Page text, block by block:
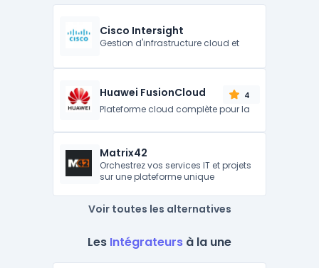
Cisco Intersight
Gestion d'infrastructure cloud et
Huawei FusionCloud 4
Plateforme cloud complète pour la
Matrix42
Orchestrez vos services IT et projets
sur une plateforme unique
Voir toutes les alternatives
Les Intégrateurs à la une